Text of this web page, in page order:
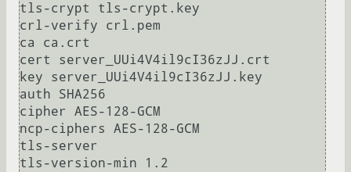
tls-crypt tls-crypt.key
crl-verify crl.pem
ca ca.crt
cert server_UUi4V4il9cI36zJJ.crt
key server_UUi4V4il9cI36zJJ.key
auth SHA256
cipher AES-128-GCM
ncp-ciphers AES-128-GCM
tls-server
tls-version-min 1.2